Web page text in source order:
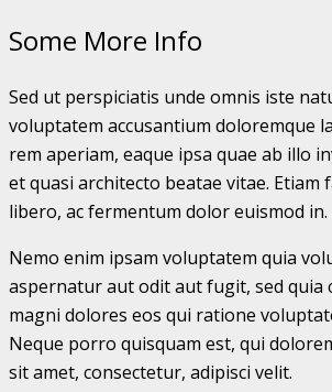
Some More Info
Sed ut perspiciatis unde omnis iste
voluptatem accusantium doloremque
rem aperiam, eaque ipsa quae ab illo
et quasi architecto beatae vitae. Etiam
libero, ac fermentum dolor euismod in.
Nemo enim ipsam voluptatem quia
aspernatur aut odit aut fugit, sed quia
magni dolores eos qui ratione
Neque porro quisquam est, qui
sit amet, consectetur, adipisci velit.